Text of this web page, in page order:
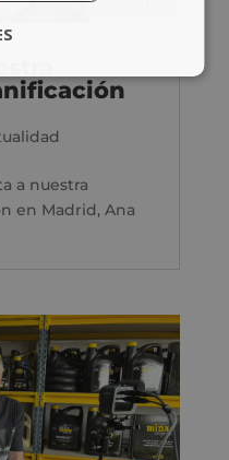
a nuestra
en Madrid, Ana